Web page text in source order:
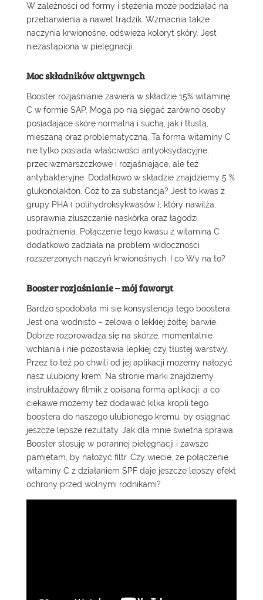
W zależności od formy i stężenia może podziałać na
przebarwienia a nawet trądzik. Wzmacnia także
naczynia krwionośne, odświeża koloryt skóry. Jest
niezastąpiona w pielęgnacji.
Moc składników aktywnych
Booster rozjaśnianiezawiera w składzie 15% witaminę
C w formie SAP. Mogą po nią sięgać zarówno osoby
posiadające skórę normalną i suchą, jak i tłustą,
mieszaną oraz problematyczną. Ta forma witaminy C
nie tylko posiada właściwości antyoksydacyjne,
przeciwzmarszczkowe i rozjaśniające, ale też
antybakteryjne. Dodatkowo w składzie znajdziemy 5 %
glukonolakton. Cóż to za substancja? Jest to kwas z
grupy PHA ( polihydroksykwasów ), który nawilża,
usprawnia złuszczanie naskórka oraz łagodzi
podrażnienia. Połączenie tego kwasu z witaminą C
dodatkowo zadziała na problem widoczności
rozszerzonych naczyń krwionośnych. I co Wy na to?
Booster rozjaśnianie – mój faworyt
Bardzo spodobała mi się konsystencja tego boostera.
Jest ona wodnisto – żelowa o lekkiej żółtej barwie.
Dobrze rozprowadza się na skórze, momentalnie
wchłania i nie pozostawia lepkiej czy tłustej warstwy.
Przez to też po chwili od jej aplikacji możemy nałożyć
nasz ulubiony krem. Na stronie marki znajdziemy
instruktażowy filmik z opisaną formą aplikacji, a co
ciekawe możemy też dodawać kilka kropli tego
boostera do naszego ulubionego kremu, by osiągnąć
jeszcze lepsze rezultaty. Jak dla mnie świetna sprawa.
Booster stosuję w porannej pielęgnacji i zawsze
pamiętam, by nałożyć filtr. Czy wiecie, że połączenie
witaminy C z działaniem SPF daje jeszcze lepszy efekt
ochrony przed wolnymi rodnikami?